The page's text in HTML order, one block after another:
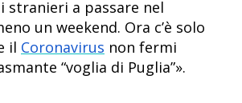
stranieri a passare nel
un weekend. Ora c’è solo
il Coronavirus non fermi
“voglia di Puglia”».